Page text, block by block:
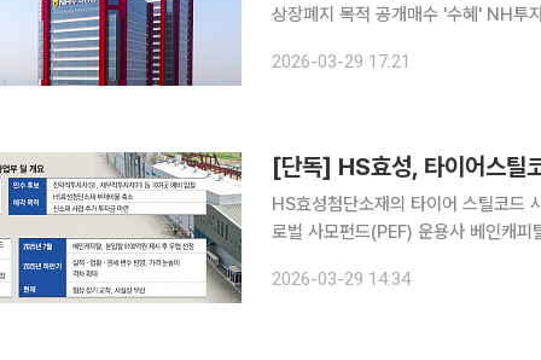
상장폐지 목적 공개매수 '수혜' NH투자증권이 외국계 사모펀드운용사(PE)들이 국내 상장사를 대상
심 금융 파트너로 자리매김하며, 단순
2026-03-29 17:21
[단독] HS효성, 타이어스틸
HS효성첨단소재의 타이어 스틸코드
로벌 사모펀드(PEF) 운용사 베인캐
2026-03-29 14:34